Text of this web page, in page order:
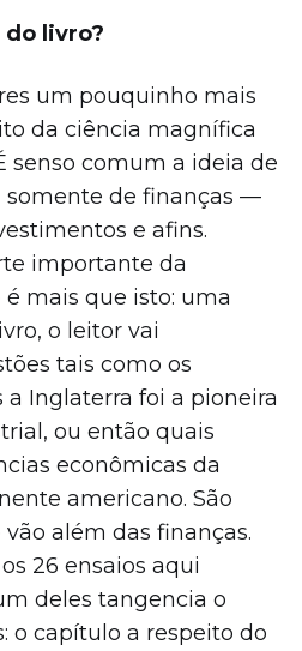
livro?
um pouquinho mais
da ciência magnífica
senso comum a ideia de
somente de finanças —
e afins.
importante da
mais que isto: uma
o leitor vai
tais como os
Inglaterra foi a pioneira
ou então quais
econômicas da
americano. São
além das finanças.
26 ensaios aqui
deles tangencia o
o capítulo a respeito do